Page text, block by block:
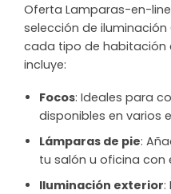
Oferta Lamparas-en-
selección de
cada tipo de habitación
incluye:
Focos: Ideales para
disponibles en varios
Lámparas de pie:
tu salón u oficina con
Iluminación exterior: